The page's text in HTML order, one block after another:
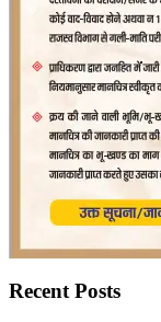
Recent Posts